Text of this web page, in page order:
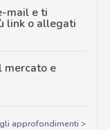
mail e ti
link o allegati
mercato e
approfondimenti >